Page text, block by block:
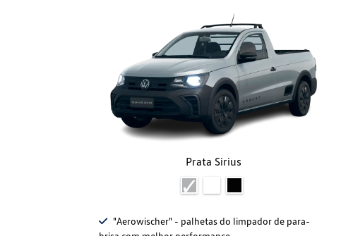
Prata Sirius
"Aerowischer" - palhetas do limpador de para-